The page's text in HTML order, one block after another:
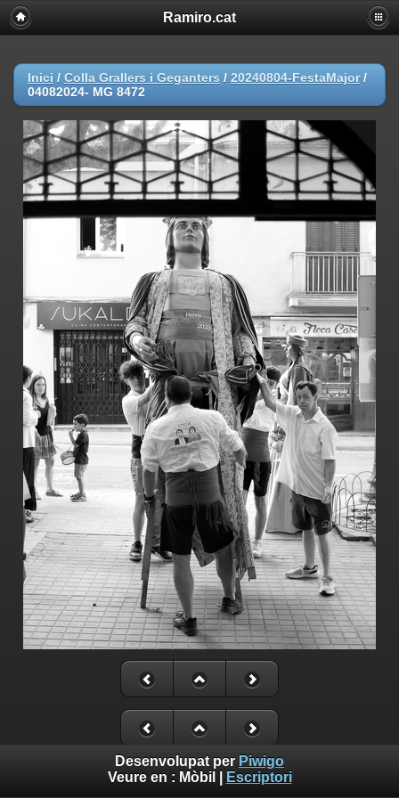
Ramiro.cat
Inici / Colla Grallers i Geganters / 20240804-FestaMajor/
04082024- MG 8472
Desenvolupat per Piwigo
Veure en : Mòbil Escriptori